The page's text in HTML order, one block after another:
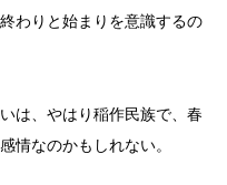
わりと始まりを意識するの
は、やはり稲作民族で、春
情なのかもしれない。